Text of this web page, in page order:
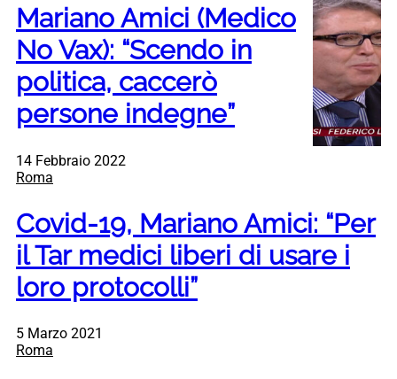
Mariano Amici (Medico
No Vax): “Scendo in
politica, caccerò
persone indegne”
14 Febbraio 2022
Roma
Covid-19, Mariano Amici: “Per
il Tar medici liberi di usare i
loro protocolli”
5 Marzo 2021
Roma